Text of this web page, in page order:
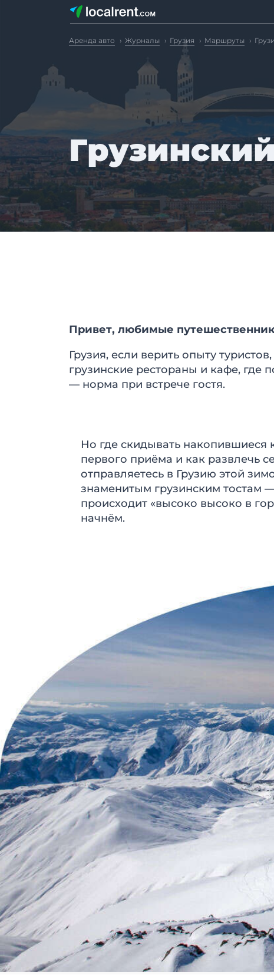
Аренда авто Журналы Грузия Маршруты
Привет, любимые
Грузия, если верить опыту
грузинские рестораны и кафе, где
— норма при встрече гостя.
Но где скидывать
первого приёма и как развлечь
отправляетесь в Грузию этой
знаменитым грузинским тостам
происходит «высоко высоко в
начнём.